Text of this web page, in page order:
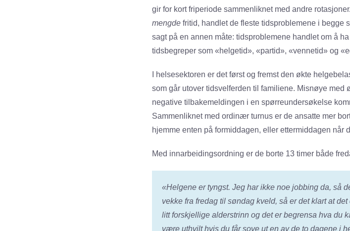
gir for kort friperiode sammenliknet med andre
mengde fritid, handlet de fleste tidsproblemene i begge
sagt på en annen måte: tidsproblemene handlet om å
tidsbegreper som «helgetid», «partid», «vennetid» og
I helsesektoren er det først og fremst den økte
som går utover tidsvelferden til familiene. Misnøye med
negative tilbakemeldingen i en spørreundersøkelse
Sammenliknet med ordinær turnus er de ansatte mer
hjemme enten på formiddagen, eller ettermiddagen når
Med innarbeidingsordning er de borte 13 timer både
«Helgene er tyngst. Jeg har ikke noe jobbing da, så
vekke fra fredag til søndag kveld, så er det klart at
litt forskjellige alderstrinn og det er begrensa hva du
være uthvilt hvis du får sove ut en av de to dagene i